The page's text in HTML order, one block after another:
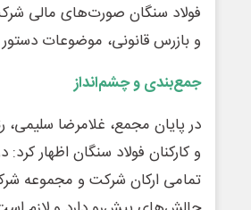
فولاد سنگان صورت‌های مالی
و بازرس قانونی، موضوعات
جمع‌بندی و چشم‌انداز
در پایان مجمع، غلامرضا سلیمی،
و کارکنان فولاد سنگان اظهار
تمامی ارکان شرکت و مجموعه